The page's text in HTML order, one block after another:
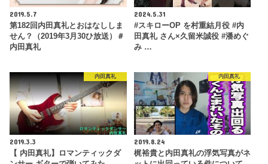
2019.5.7
第182回内田真礼とおはなししま
せん？（2019年3月30ひ放送）＃
内田真礼
2024.5.31
#スキローOP を村重結月役 #内
田真礼 さん×久留米誠役 #潘めぐ
み …
内田真礼
2019.3.3
【 内田真礼】ロマンティックダ
内田真礼
2019.8.24
梶裕貴と内田真礼の浮気写真がネ